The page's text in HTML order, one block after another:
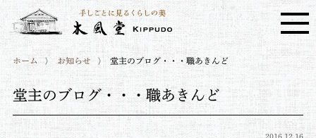
ホーム お知らせ 堂主のブログ・・・職あきんど
堂主のブログ・・・職あきんど
2016.12.16